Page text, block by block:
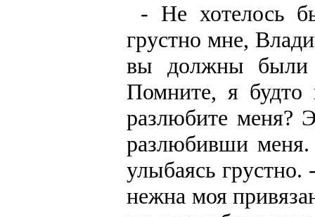
- Не хотелось
грустно мне,
вы должны были
Помните, я
разлюбите меня?
разлюбивши
улыбаясь
нежна моя